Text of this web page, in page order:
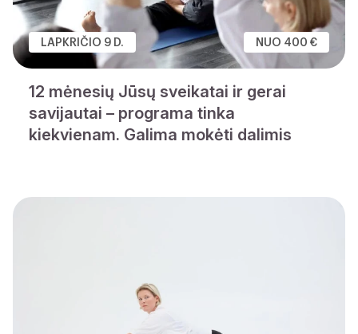
LAPKRIČIO 9 D. NUO 400 €
12 mėnesių Jūsų sveikatai ir gerai
savijautai – programa tinka
kiekvienam. Galima mokėti dalimis